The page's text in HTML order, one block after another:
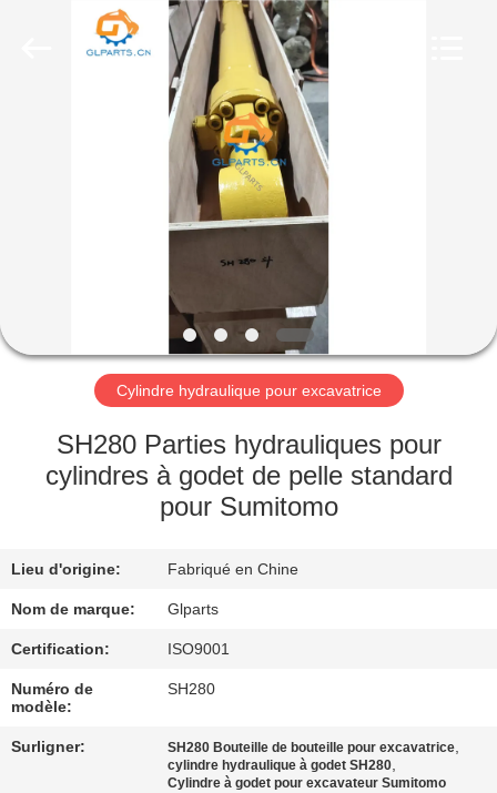
VIDÉOS
PROPOS
VISITE
DE
L'USINE
CONTRÔLE
DE
Cylindre hydraulique pour excavatrice
SH280 Parties hydrauliques pour
cylindres à godet de pelle standard
pour Sumitomo
Lieu d'origine: Fabriqué en Chine
Nom de marque: Glparts
Certification: ISO9001
Numéro de
modèle:
SH280
Surligner: SH280 Bouteille de bouteille pour excavatrice,
cylindre hydraulique à godet SH280,
Cylindre à godet pour excavateur Sumitomo